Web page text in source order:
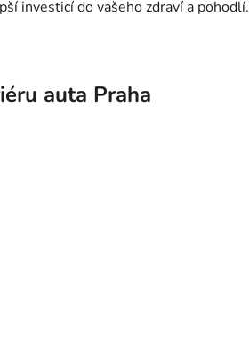
investicí do vašeho zdraví a pohodlí.
auta Praha